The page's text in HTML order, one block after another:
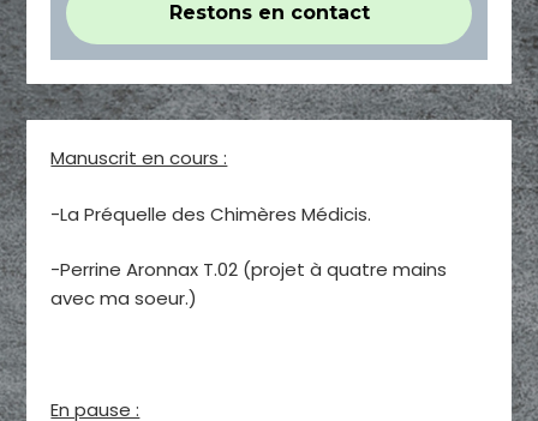
Manuscrit en cours :
-La Préquelle des Chimères Médicis.
-Perrine Aronnax T.02 (projet à quatre mains
avec ma soeur.)
En pause :